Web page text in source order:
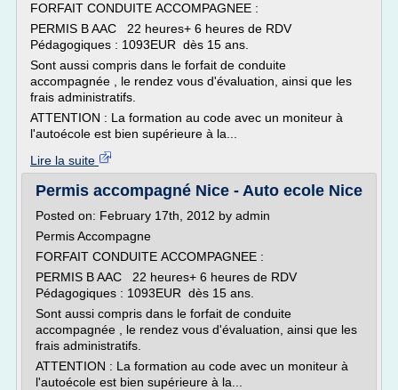
FORFAIT CONDUITE ACCOMPAGNEE :
PERMIS B AAC 22 heures+ 6 heures de RDV
Pédagogiques : 1093EUR dès 15 ans.
Sont aussi compris dans le forfait de conduite
accompagnée , le rendez vous d'évaluation, ainsi que les
frais administratifs.
ATTENTION : La formation au code avec un moniteur à
l'autoécole est bien supérieure à la...
Lire la suite
Permis accompagné Nice - Auto ecole Nice
Posted on: February 17th, 2012 by admin
Permis Accompagne
FORFAIT CONDUITE ACCOMPAGNEE :
PERMIS B AAC 22 heures+ 6 heures de RDV
Pédagogiques : 1093EUR dès 15 ans.
Sont aussi compris dans le forfait de conduite
accompagnée , le rendez vous d'évaluation, ainsi que les
frais administratifs.
ATTENTION : La formation au code avec un moniteur à
l'autoécole est bien supérieure à la...